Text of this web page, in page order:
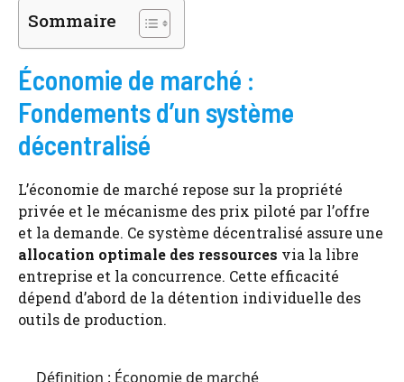
Sommaire
Économie de marché :
Fondements d’un système
décentralisé
L’économie de marché repose sur la propriété
privée et le mécanisme des prix piloté par l’offre
et la demande. Ce système décentralisé assure une
allocation optimale des ressources via la libre
entreprise et la concurrence. Cette efficacité
dépend d’abord de la détention individuelle des
outils de production.
Définition : Économie de marché